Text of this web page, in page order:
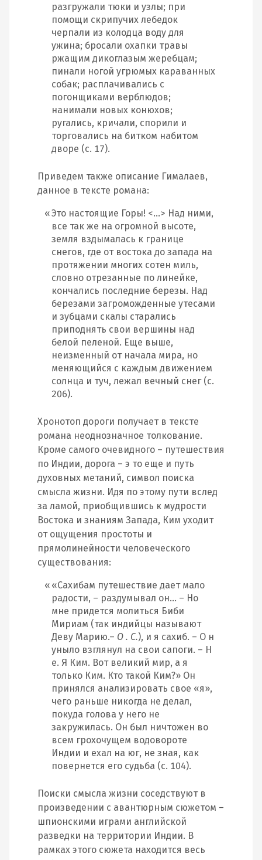
разгружали тюки и узлы; при
помощи скрипучих лебедок
черпали из колодца воду для
ужина; бросали охапки травы
ржащим дикоглазым жеребцам;
пинали ногой угрюмых караванных
собак; расплачивались с
погонщиками верблюдов;
нанимали новых конюхов;
ругались, кричали, спорили и
торговались на битком набитом
дворе (с. 17).
Приведем также описание Гималаев,
данное в тексте романа:
Это настоящие Горы! <…> Над ними,
все так же на огромной высоте,
земля вздымалась к границе
снегов, где от востока до запада на
протяжении многих сотен миль,
словно отрезанные по линейке,
кончались последние березы. Над
березами загроможденные утесами
и зубцами скалы старались
приподнять свои вершины над
белой пеленой. Еще выше,
неизменный от начала мира, но
меняющийся с каждым движением
солнца и туч, лежал вечный снег (с.
206).
Хронотоп дороги получает в тексте
романа неоднозначное толкование.
Кроме самого очевидного – путешествия
по Индии, дорога – э то еще и путь
духовных метаний, символ поиска
смысла жизни. Идя по этому пути вслед
за ламой, приобщившись к мудрости
Востока и знаниям Запада, Ким уходит
от ощущения простоты и
прямолинейности человеческого
существования:
«Сахибам путешествие дает мало
радости, – раздумывал он… – Но
мне придется молиться Биби
Мириам (так индийцы называют
Деву Марию.– О . С.), и я сахиб. – О н
уныло взглянул на свои сапоги. – Н
е. Я Ким. Вот великий мир, а я
только Ким. Кто такой Ким?» Он
принялся анализировать свое «я»,
чего раньше никогда не делал,
покуда голова у него не
закружилась. Он был ничтожен во
всем грохочущем водовороте
Индии и ехал на юг, не зная, как
повернется его судьба (с. 104).
Поиски смысла жизни соседствуют в
произведении с авантюрным сюжетом –
шпионскими играми английской
разведки на территории Индии. В
рамках этого сюжета находится весь